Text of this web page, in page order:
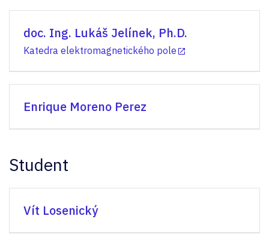
doc. Ing. Lukáš Jelínek, Ph.D.
Katedra elektromagnetického pole
Enrique Moreno Perez
Student
Vít Losenický